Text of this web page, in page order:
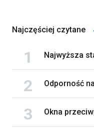
Najczęściej czytane
Najwyższa
Odporność
Okna